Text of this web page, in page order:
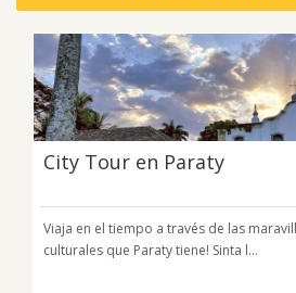
City Tour en Paraty
Viaja en el tiempo a través de las
culturales que Paraty tiene! Sinta l...